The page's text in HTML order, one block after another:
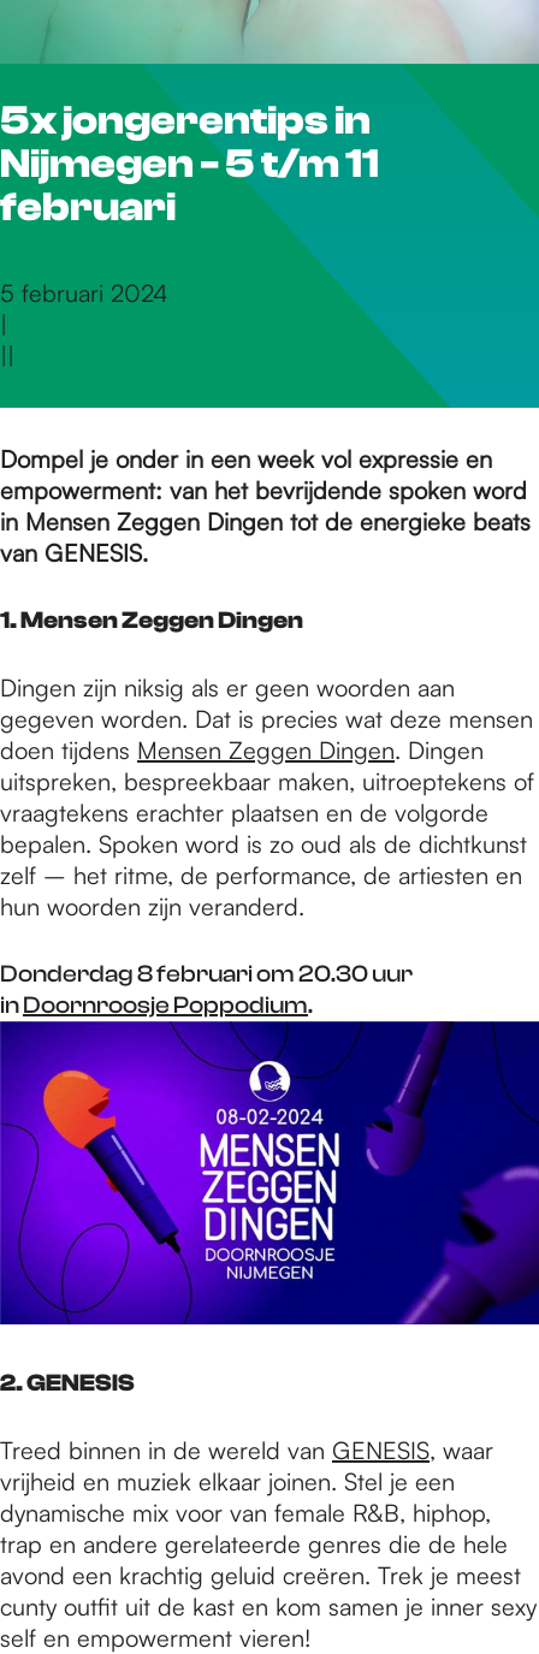
r
d
e
o
m
p
a
g
e
5x jongerentips in
Nijmegen - 5 t/m 11
februari
5 februari 2024
|
||
Dompel je onder in een week vol expressie en
empowerment: van het bevrijdende spoken word
in Mensen Zeggen Dingen tot de energieke beats
van GENESIS.
1. Mensen Zeggen Dingen
Dingen zijn niksig als er geen woorden aan
gegeven worden. Dat is precies wat deze mensen
doen tijdens Mensen Zeggen Dingen. Dingen
uitspreken, bespreekbaar maken, uitroeptekens of
vraagtekens erachter plaatsen en de volgorde
bepalen. Spoken word is zo oud als de dichtkunst
zelf – het ritme, de performance, de artiesten en
hun woorden zijn veranderd.
Donderdag 8 februari om 20.30 uur
inDoornroosje Poppodium.
2. GENESIS
Treed binnen in de wereld van GENESIS, waar
vrijheid en muziek elkaar joinen. Stel je een
dynamische mix voor van female R&B, hiphop,
trap en andere gerelateerde genres die de hele
avond een krachtig geluid creëren. Trek je meest
cunty outfit uit de kast en kom samen je inner sexy
self en empowerment vieren!